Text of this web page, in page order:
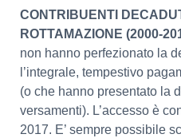
CONTRIBUENTI
ROTTAMAZIONE (2000-
non hanno perfezionato la
l’integrale, tempestivo
(o che hanno presentato la
versamenti). L’accesso è
2017. E’ sempre possibile